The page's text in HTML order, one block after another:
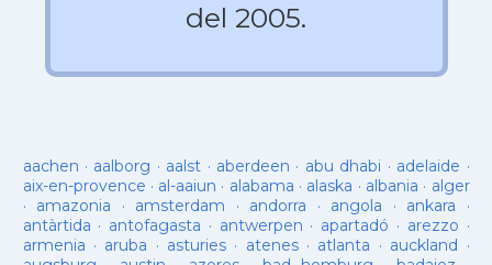
del 2005.
aachen · aalborg · aalst · aberdeen · abu dhabi · adelaide ·
aix-en-provence · al-aaiun · alabama · alaska · albania · alger
· amazonia · amsterdam · andorra · angola · ankara ·
antàrtida · antofagasta · antwerpen · apartadó · arezzo ·
armenia · aruba · asturies· atenes· atlanta · auckland ·